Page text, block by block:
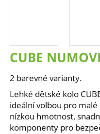
CUBE
2 barevné varianty.
Lehké dětské kolo
ideální volbou pro
nízkou hmotnost,
komponenty pro
t
?
HLEDAT